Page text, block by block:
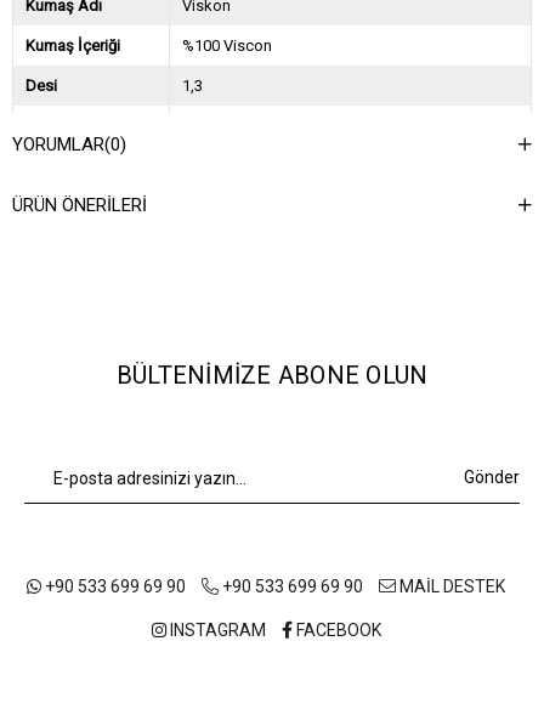
Kumaş Adı Viskon
Kumaş İçeriği %100 Viscon
Desi 1,3
YORUMLAR(0)
ÜRÜN ÖNERILERI
BÜLTENIMIZE ABONE OLUN
Gönder
+90 533 699 69 90 +90 533 699 69 90 MAİL DESTEK
INSTAGRAM FACEBOOK